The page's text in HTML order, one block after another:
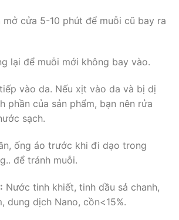
mở cửa 5-10 phút để muỗi cũ bay ra
lại để muỗi mới không bay vào.
vào da. Nếu xịt vào da và bị dị
phần của sản phẩm, bạn nên rửa
sạch.
ống áo trước khi đi dạo trong
để tránh muỗi.
Nước tinh khiết, tinh dầu sả chanh,
dung dịch Nano, cồn<15%.